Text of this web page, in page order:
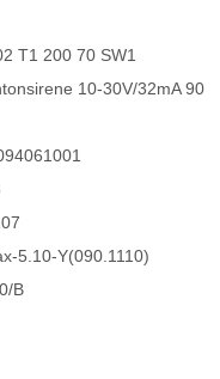
T1 200 70 SW1
10-30V/32mA 90
5.10-Y(090.1110)
B